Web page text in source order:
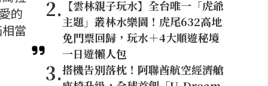
的
當
2. 【雲林親子玩水】全台唯一「虎爺
主題」叢林水樂園！虎尾632高地
免門票回歸，玩水＋4大順遊秘境
一日遊懶人包
3.搭機告別落枕！阿聯酋航空經濟艙